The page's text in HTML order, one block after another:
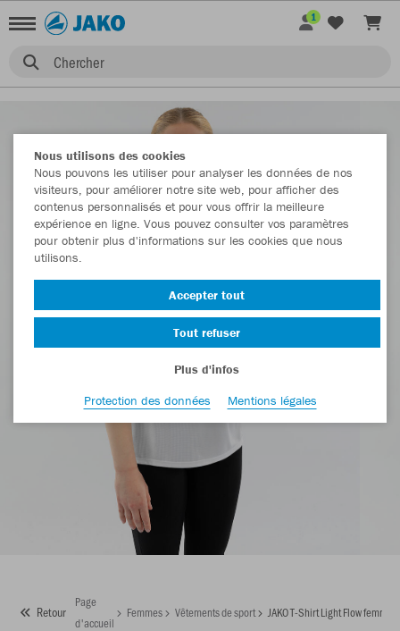
Chercher
1
Retour
Page
d'accueil
Femmes Vêtements de sport JAKO T-Shirt Light Flow femmes
Nous utilisons des cookies
Nous pouvons les utiliser pour analyser les données de nos
visiteurs, pour améliorer notre site web, pour afficher des
contenus personnalisés et pour vous offrir la meilleure
expérience en ligne. Vous pouvez consulter vos paramètres
pour obtenir plus d'informations sur les cookies que nous
utilisons.
Accepter tout
Tout refuser
Plus d'infos
Protection des données
Mentions légales